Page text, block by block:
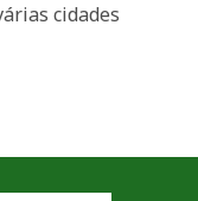
cidades